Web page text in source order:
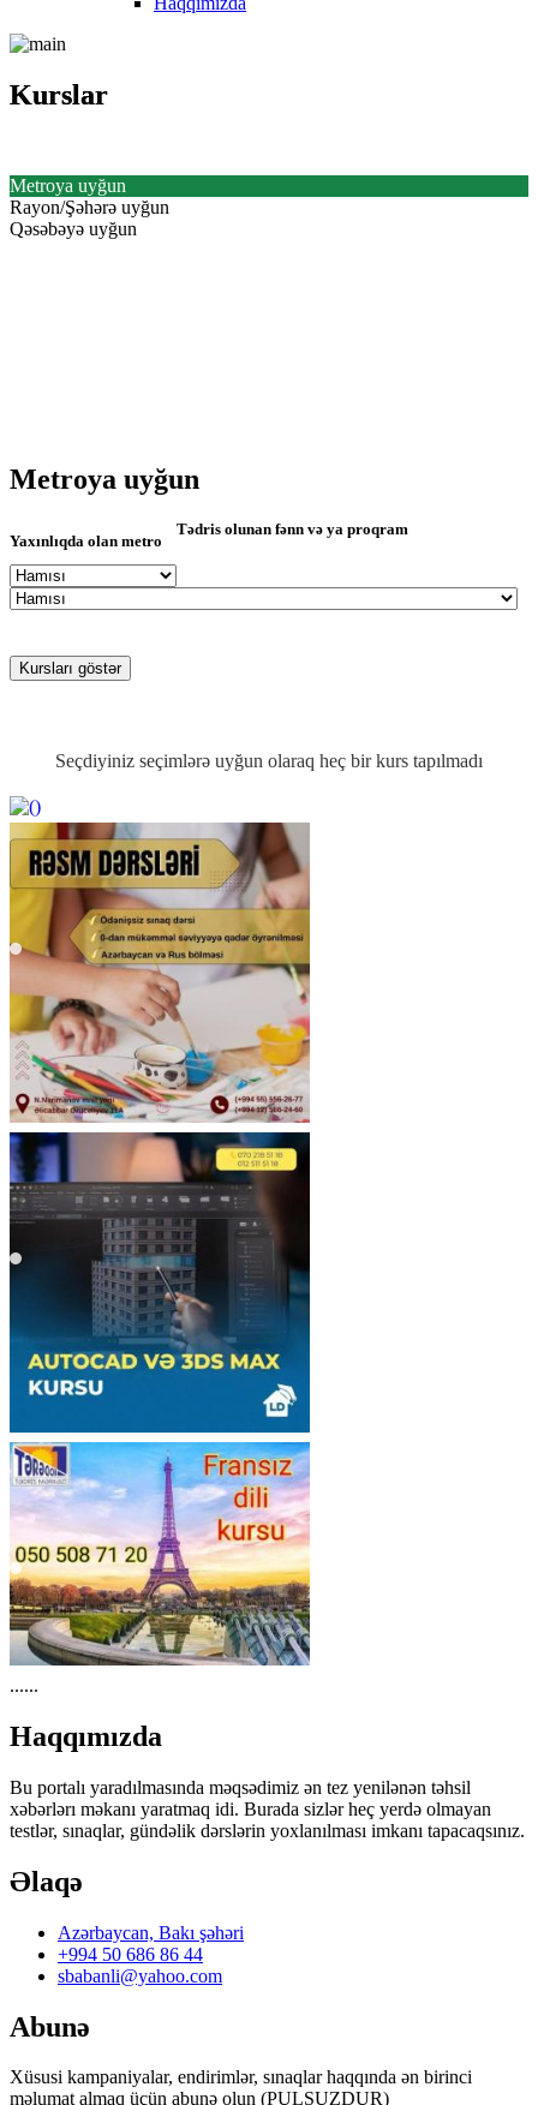
Kurslar
Kurslar
Metroya uyğun
Rayon/Şəhərə uyğun
Qəsəbəyə uyğun
Metroya uyğun
Yaxınlıqda olan metro
Tədris olunan fənn və ya proqram
Seçdiyiniz seçimlərə uyğun olaraq heç bir kurs tapılmadı
https://wa.me/994552244433
......
Haqqımızda
Bu portalı yaradılmasında məqsədimiz ən tez yenilənən təhsil
xəbərlərı məkanı yaratmaq idi. Burada sizlər heç yerdə olmayan
testlər, sınaqlar, gündəlik dərslərin yoxlanılması imkanı tapacaqsınız.
Əlaqə
Azərbaycan, Bakı şəhəri
+994 50 686 86 44
sbabanli@yahoo.com
Abunə
Xüsusi kampaniyalar, endirimlər, sınaqlar haqqında ən birinci
məlumat almaq üçün abunə olun (PULSUZDUR)